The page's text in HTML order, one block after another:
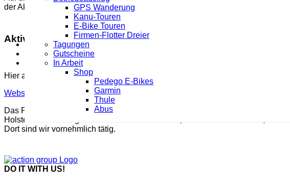
GPS Wanderung
Kanu-Touren
E-Bike Touren
Firmen-Flotter Dreier
Tagungen
Gutscheine
In Arbeit
Shop
Pedego E-Bikes
Garmin
Thule
Abus
GPS Wanderung
Kanu-Touren
E-Bike Touren
Firmen-Flotter Dreier
Tagungen
Gutscheine
In Arbeit
Pedego E-Bikes
Garmin
Thule
der AktivRegion hinaus. Wichtig für uns und darüber hinaus eine tolle
Aktivregion?
Hier alle Infos zu der AktivRegion
Webseite AktivRegion
Das Projekt Heimaat.de wird durch die AktivRegion Sieker Land
Holstein dar. Zu ihr gehören Glinde und Reinbek, die Gemeinden Braak,
Dort sind wir vornehmlich tätig.
DO IT WITH US!